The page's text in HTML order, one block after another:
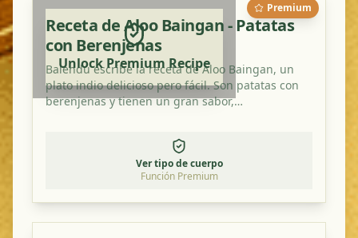
Premium
Unlock Premium Recipe
Receta de Aloo Baingan - Patatas
con Berenjenas
Balendu escribe la receta de Aloo Baingan, un
plato indio delicioso pero fácil. Son patatas con
berenjenas y tienen un gran sabor,
Ver tipo de cuerpo
Función Premium